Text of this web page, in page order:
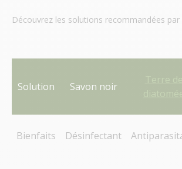
Découvrez les solutions recommandées par
Solution Savon noir
Bienfaits Désinfectant